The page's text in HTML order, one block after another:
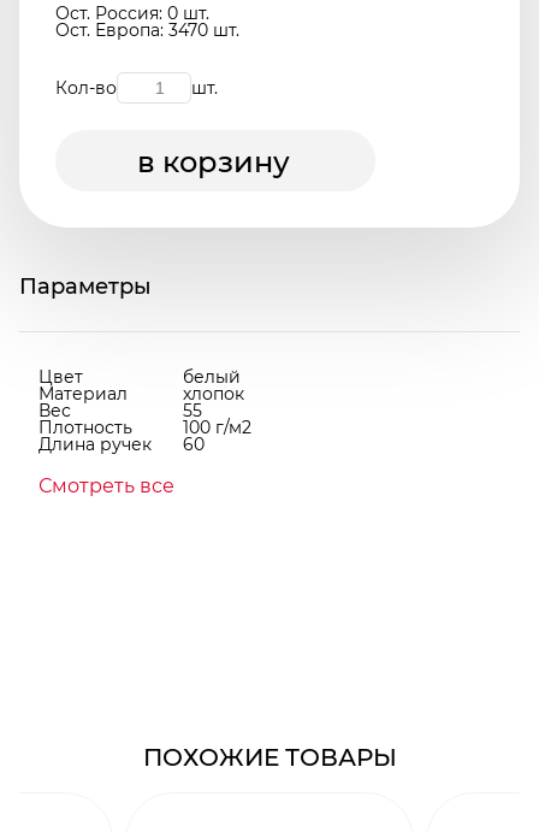
Ост. Россия: 0 шт.
Ост. Европа: 3470 шт.
Кол-во шт.
в корзину
Параметры
Цвет белый
Материал хлопок
Вес 55
Плотность 100 г/м2
Длина ручек 60
Смотреть все
ПОХОЖИЕ ТОВАРЫ